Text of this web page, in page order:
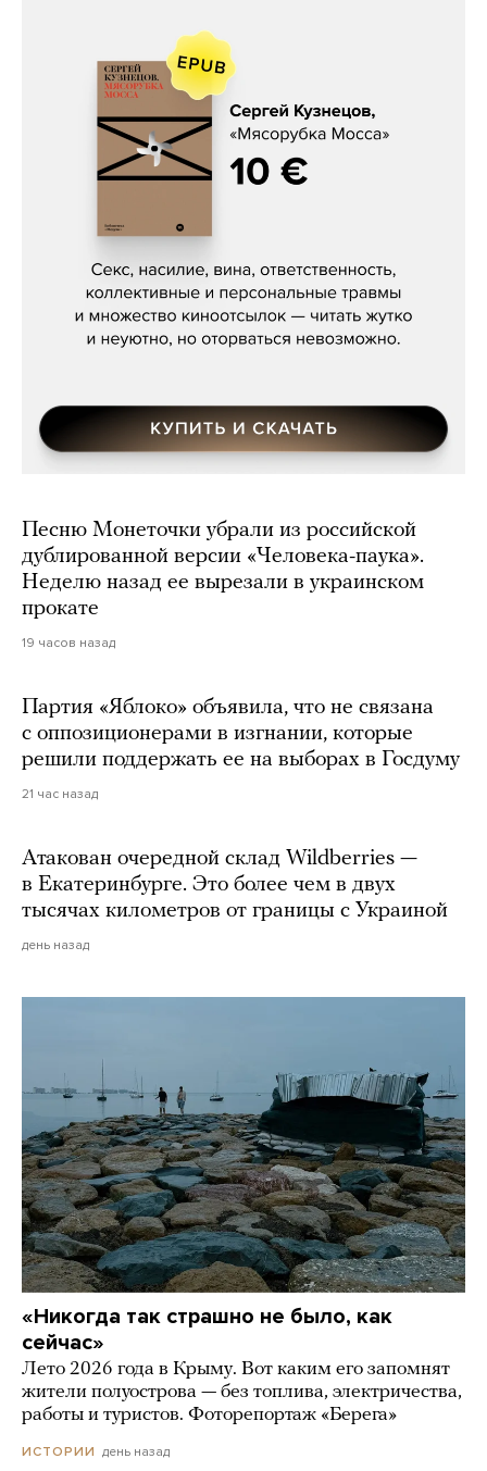
Сергей Кузнецов, «Мясорубка
Песню Монеточки убрали из российской
дублированной версии «Человека-паука».
Неделю назад ее вырезали в украинском
прокате
19 часов назад
Партия «Яблоко» объявила, что не связана
с оппозиционерами в изгнании, которые
решили поддержать ее на выборах в Госдуму
21 час назад
Атакован очередной склад Wildberries —
в Екатеринбурге. Это более чем в двух
тысячах километров от границы с Украиной
день назад
«Никогда так страшно не было, как
сейчас»
Лето 2026 года в Крыму. Вот каким его запомнят
жители полуострова — без топлива, электричества,
работы и туристов. Фоторепортаж «Берега»
ИСТОРИИ день назад